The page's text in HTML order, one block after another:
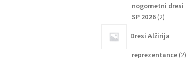
nogometni dresi
SP 2026 22
Dresi Alžirija
reprezentance 22